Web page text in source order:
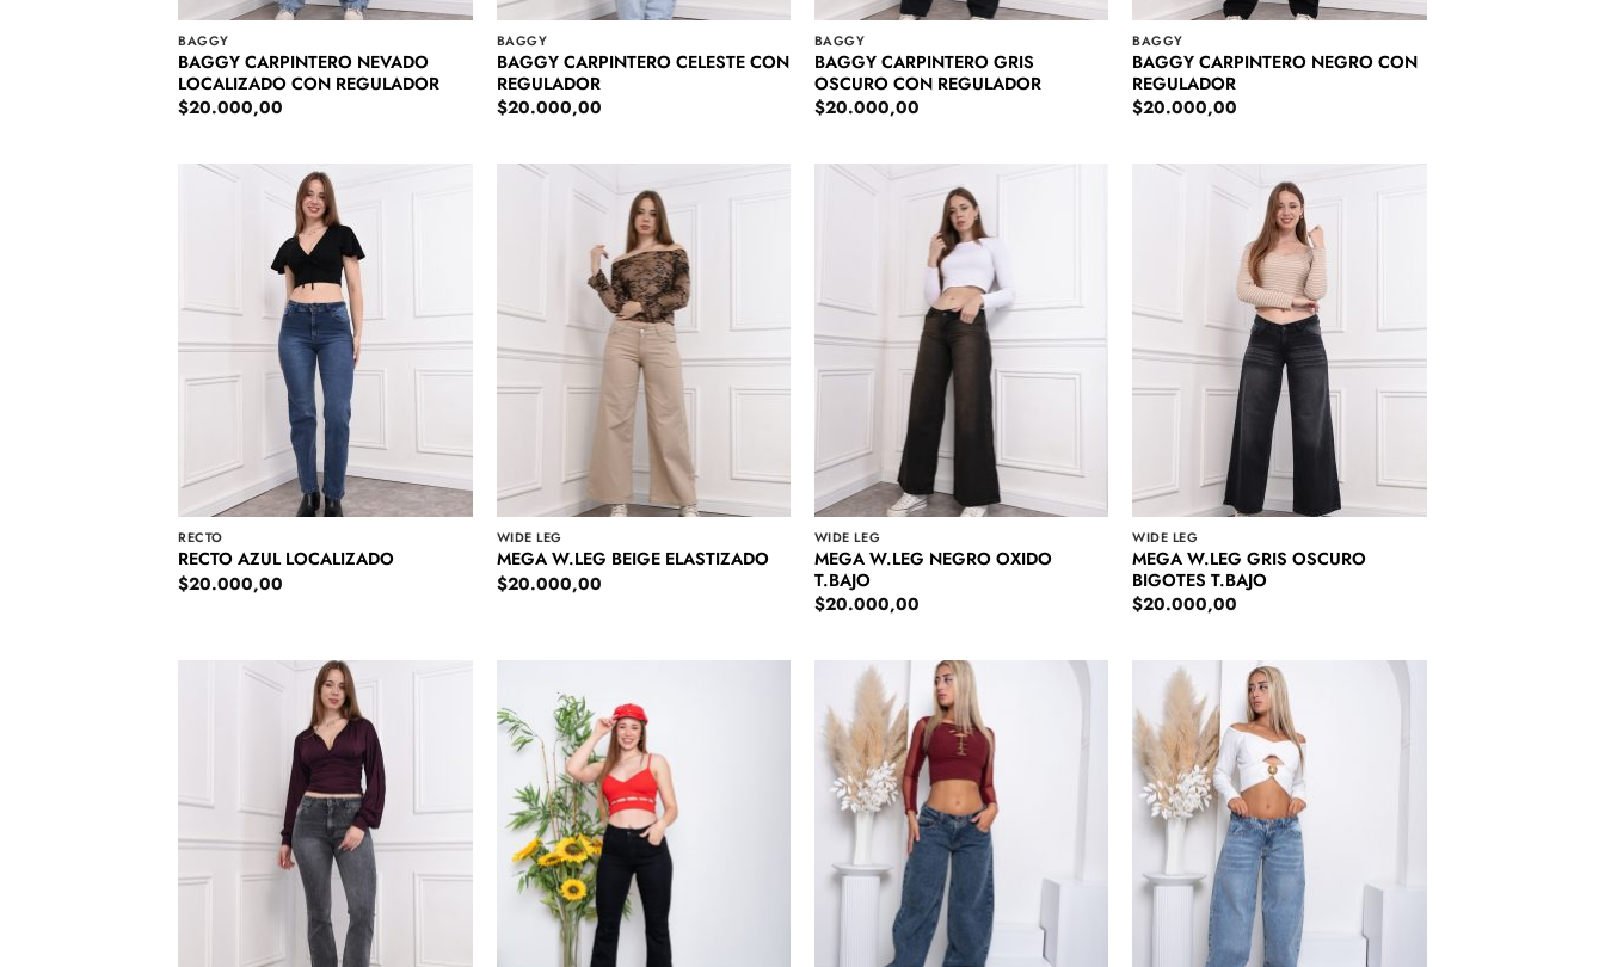
BAGGY
BAGGY CARPINTERO NEVADO
LOCALIZADO CON REGULADOR
$20.000,00
BAGGY
BAGGY CARPINTERO CELESTE CON
REGULADOR
$20.000,00
BAGGY
BAGGY CARPINTERO GRIS
OSCURO CON REGULADOR
$20.000,00
BAGGY
BAGGY CARPINTERO NEGRO CON
REGULADOR
$20.000,00
RECTO
RECTO AZUL LOCALIZADO
$20.000,00
WIDE LEG
MEGA W.LEG BEIGE ELASTIZADO
$20.000,00
WIDE LEG
MEGA W.LEG NEGRO OXIDO
T.BAJO
$20.000,00
WIDE LEG
MEGA W.LEG GRIS OSCURO
BIGOTES T.BAJO
$20.000,00